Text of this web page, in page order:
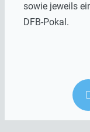
sowie jeweils
DFB-Pokal.